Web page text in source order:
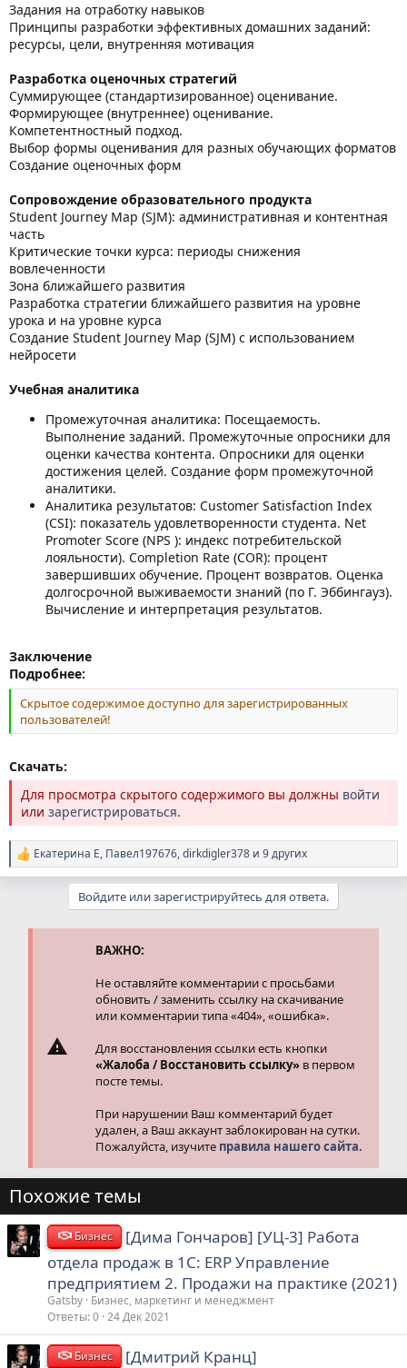
Задания на отработку навыков
Принципы разработки эффективных домашних заданий:
ресурсы, цели, внутренняя мотивация
Разработка оценочных стратегий
Суммирующее (стандартизированное) оценивание.
Формирующее (внутреннее) оценивание.
Компетентностный подход.
Выбор формы оценивания для разных обучающих форматов
Создание оценочных форм
Сопровождение образовательного продукта
Student Journey Map (SJM): административная и контентная
часть
Критические точки курса: периоды снижения
вовлеченности
Зона ближайшего развития
Разработка стратегии ближайшего развития на уровне
урока и на уровне курса
Создание Student Journey Map (SJM) с использованием
нейросети
Учебная аналитика
Промежуточная аналитика: Посещаемость.
Выполнение заданий. Промежуточные опросники для
оценки качества контента. Опросники для оценки
достижения целей. Создание форм промежуточной
аналитики.
Аналитика результатов: Customer Satisfaction Index
(CSI): показатель удовлетворенности студента. Net
Promoter Score (NPS ): индекс потребительской
лояльности). Completion Rate (СOR): процент
завершивших обучение. Процент возвратов. Оценка
долгосрочной выживаемости знаний (по Г. Эббингауз).
Вычисление и интерпретация результатов.
Заключение
Подробнее:
Скрытое содержимое доступно для зарегистрированных
пользователей!
Скачать:
Для просмотра скрытого содержимого вы должны войти
или зарегистрироваться.
Р
е
Екатерина Е, Павел197676,dirkdigler378 и 9 других
Войдите или зарегистрируйтесь для ответа.
ВАЖНО:
Не оставляйте комментарии с просьбами
обновить / заменить ссылку на скачивание
или комментарии типа «404», «ошибка».
Для восстановления ссылки есть кнопки
«Жалоба / Восстановить ссылку» в первом
посте темы.
При нарушении Ваш комментарий будет
удален, а Ваш аккаунт заблокирован на сутки.
Пожалуйста, изучите правила нашего сайта.
Похожие темы
Бизнес
[Дима Гончаров] [УЦ-3] Работа
отдела продаж в 1С: ERP Управление
предприятием 2. Продажи на практике (2021)
Gatsby Бизнес, маркетинг и менеджмент
Ответы 0 24 Дек 2021
Бизнес
[Дмитрий Кранц]